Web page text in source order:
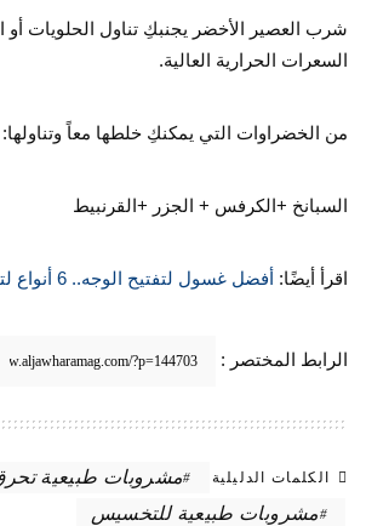
شرب العصير الأخضر يجنبكِ تناول الحلويات أو
السعرات الحرارية العالية.
من الخضراوات التي يمكنكِ خلطها معاً وتناولها:
السبانخ +الكرفس + الجزر +القرنبيط
اقرأ أيضًا: أفضل غسول لتفتيح الوجه.. 6 أنواع لتبييض البشرة
الرابط المختصر :
الكلمات الدليلية
مشروبات طبيعية
مشروبات طبيعية للتخسيس